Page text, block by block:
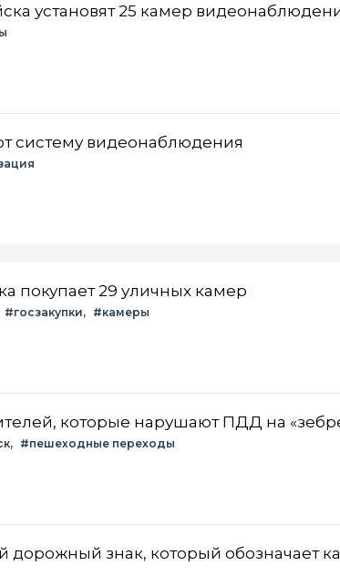
установят 25 камер
систему видеонаблюдения
покупает 29 уличных камер
#госзакупки
#камеры
которые нарушают ПДД на
#пешеходные переходы
дорожный знак, который обозначает